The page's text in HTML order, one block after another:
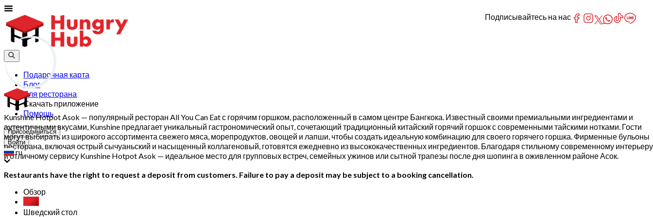
Подарочная карта
Блог
Для ресторана
Скачать приложение
Помощь
Присоединиться
Войти
ru
Kunshine Hotpot Asok — популярный ресторан All You Can Eat с горячим горшком, расположенный в самом центре Бангкока. Известный своими премиальными ингредиентами и
аутентичными вкусами, Kunshine предлагает уникальный гастрономический опыт, сочетающий традиционный китайский горячий горшок с современными тайскими нотками. Гости
могут выбирать из широкого ассортимента свежего мяса, морепродуктов, овощей и лапши, чтобы создать идеальную комбинацию для своего горячего горшка. Фирменные бульоны
ресторана, включая острый сычуаньский и насыщенный коллагеновый, готовятся ежедневно из высококачественных ингредиентов. Благодаря стильному современному интерьеру
и отличному сервису Kunshine Hotpot Asok — идеальное место для групповых встреч, семейных ужинов или сытной трапезы после дня шопинга в оживленном районе Асок.
Restaurants have the right to request a deposit from customers. Failure to pay a deposit may be subject to a booking cancellation.
Обзор
추천
Шведский стол
Подписывайтесь на нас